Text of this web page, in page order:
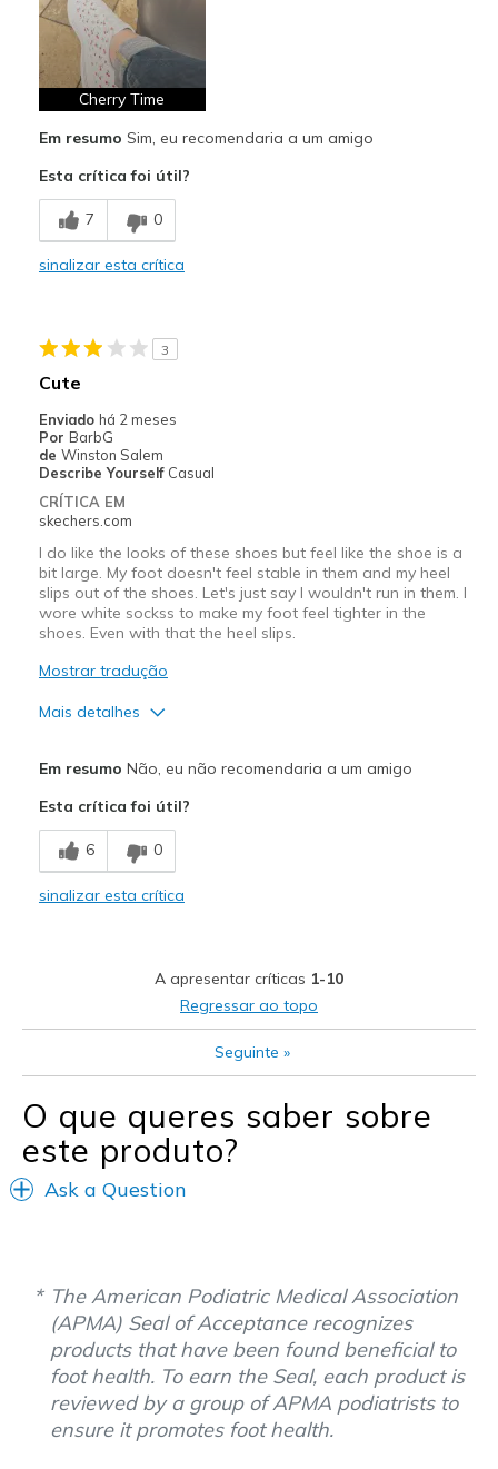
Attractive Design
Breathe Well
Comfortable
Durable
Stylish
Melhores utilizações
Casual Wear
Travel
Width
Sizing
View On Shoes
Cherry Time
Em resumo Sim, eu recomendaria a um amigo
Esta crítica foi útil?
7 0
sinalizar esta crítica
3
Cute
Enviado há 2 meses
Por BarbG
de Winston Salem
Describe Yourself Casual
CRÍTICA EM
skechers.com
I do like the looks of these shoes but feel like the shoe is a
bit large. My foot doesn't feel stable in them and my heel
slips out of the shoes. Let's just say I wouldn't run in them. I
wore white sockss to make my foot feel tighter in the
shoes. Even with that the heel slips.
Mostrar tradução
Mais detalhes
Comfortable
Stylish
Casual Wear
Width
Feels true to width
Sizing
Feels half size too big
View On Shoes
Em resumo Não, eu não recomendaria a um amigo
Esta crítica foi útil?
6 0
sinalizar esta crítica
A apresentar críticas 1-10
Regressar ao topo
Seguinte »
O que queres saber sobre
este produto?
Ask a Question
The American Podiatric Medical Association
(APMA) Seal of Acceptance recognizes
products that have been found beneficial to
foot health. To earn the Seal, each product is
reviewed by a group of APMA podiatrists to
ensure it promotes foot health.